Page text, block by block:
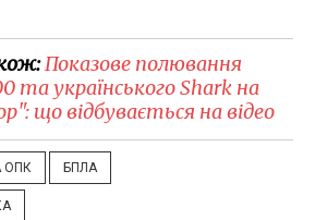
Показове полювання
та українського Shark на
що відбувається на відео
ОПК БПЛА